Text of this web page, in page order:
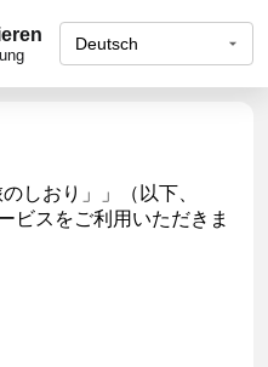
しおり」」（以下、
ビスをご利用いただきま